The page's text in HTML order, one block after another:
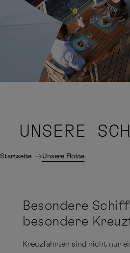
UNSERE
Startseite Unsere Flotte
Besondere
besondere
Kreuzfahrten sind nicht nur